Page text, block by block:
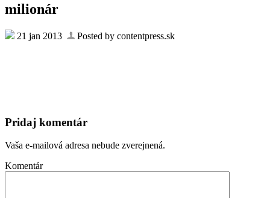
milionár
21 jan 2013 Posted by contentpress.sk
Pridaj komentár
Vaša e-mailová adresa nebude zverejnená.
Komentár